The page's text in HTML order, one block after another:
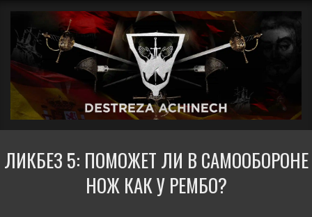
содержимому
меню
навигации
ДЕСТРЕЗА
АЧИНЕЧ
ЛИКБЕЗ 5: ПОМОЖЕТ ЛИ В САМООБОРОНЕ
НОЖ КАК У РЕМБО?